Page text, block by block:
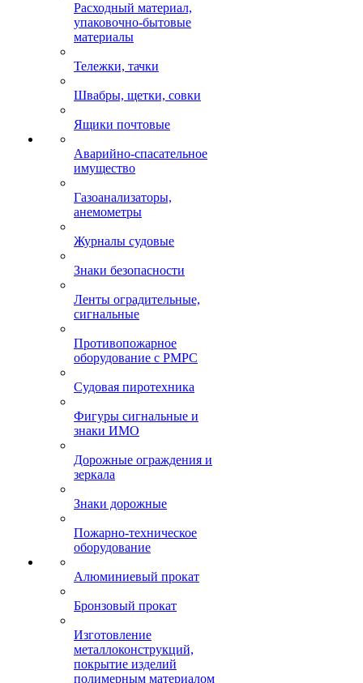
Расходный материал,
упаковочно-бытовые
материалы
Тележки, тачки
Швабры, щетки, совки
Ящики почтовые
Аварийно-спасательное
имущество
Газоанализаторы,
анемометры
Журналы судовые
Знаки безопасности
Ленты оградительные,
сигнальные
Противопожарное
оборудование с РМРС
Судовая пиротехника
Фигуры сигнальные и
знаки ИМО
Дорожные ограждения и
зеркала
Знаки дорожные
Пожарно-техническое
оборудование
Алюминиевый прокат
Бронзовый прокат
Изготовление
металлоконструкций,
покрытие изделий
полимерным материалом